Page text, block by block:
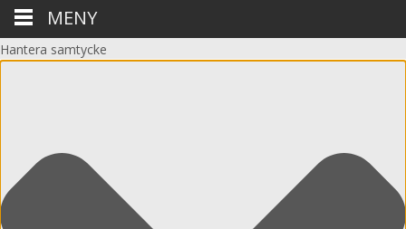
Hantera samtycke
MENY